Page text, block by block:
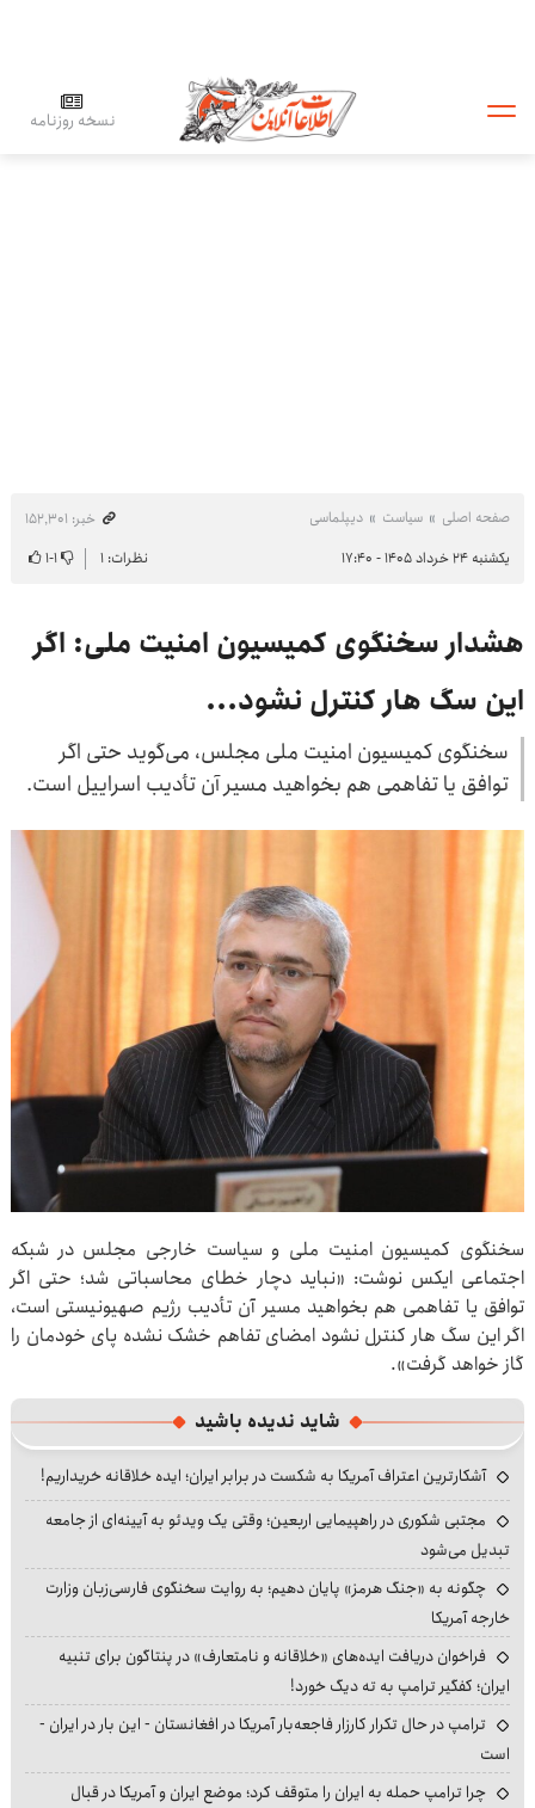
نسخه روزنامه
صفحه اصلی سیاست دیپلماسی
خبر: ۱۵۲٬۳۰۱
یکشنبه ۲۴ خرداد ۱۴۰۵ - ۱۷:۴۰
نظرات: ۱ ۱-۱
هشدار سخنگوی کمیسیون امنیت ملی: اگر
این سگ هار کنترل نشود...
سخنگوی کمیسیون امنیت ملی مجلس، می‌گوید حتی اگر
توافق یا تفاهمی هم بخواهید مسیر آن تأدیب اسراییل است.
سخنگوی کمیسیون امنیت ملی و سیاست خارجی مجلس در شبکه
اجتماعی ایکس نوشت: «نباید دچار خطای محاسباتی شد؛ حتی اگر
توافق یا تفاهمی هم بخواهید مسیر آن تأدیب رژیم صهیونیستی است،
اگر این سگ هار کنترل نشود امضای تفاهم خشک نشده پای خودمان را
گاز خواهد گرفت».
شاید ندیده باشید
آشکارترین اعتراف آمریکا به شکست در برابر ایران؛ ایده خلاقانه خریداریم!
مجتبی شکوری در راهپیمایی اربعین؛ وقتی یک ویدئو به آیینه‌ای از جامعه
تبدیل می‌شود
چگونه به «جنگ هرمز» پایان دهیم؛ به روایت سخنگوی فارسی‌زبان وزارت
خارجه آمریکا
فراخوان دریافت ایده‌های «خلاقانه و نامتعارف» در پنتاگون برای تنبیه
ایران؛ کفگیر ترامپ به ته دیگ خورد!
ترامپ در حال تکرار کارزار فاجعه‌بار آمریکا در افغانستان - این بار در ایران -
است
چرا ترامپ حمله به ایران را متوقف کرد؛ موضع ایران و آمریکا در قبال